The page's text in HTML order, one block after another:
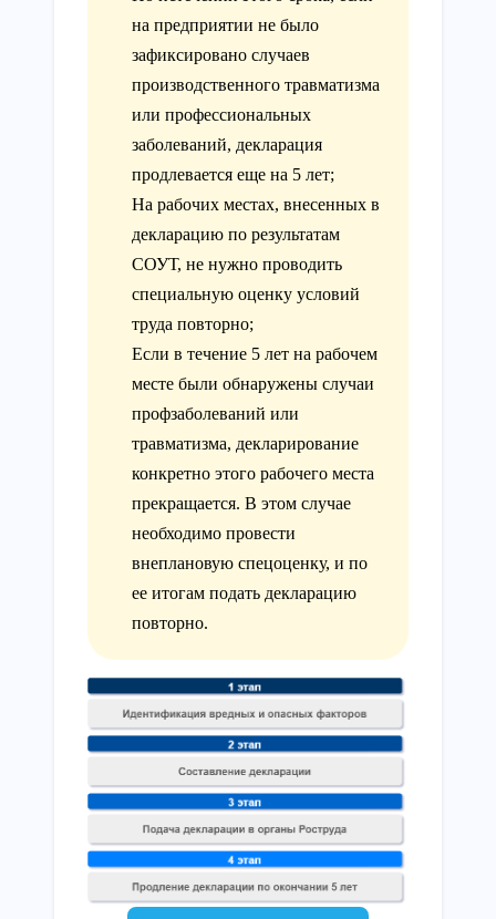
на предприятии не было
зафиксировано случаев
производственного травматизма
или профессиональных
заболеваний, декларация
продлевается еще на 5 лет;
На рабочих местах, внесенных в
декларацию по результатам
СОУТ, не нужно проводить
специальную оценку условий
труда повторно;
Если в течение 5 лет на рабочем
месте были обнаружены случаи
профзаболеваний или
травматизма, декларирование
конкретно этого рабочего места
прекращается. В этом случае
необходимо провести
внеплановую спецоценку, и по
ее итогам подать декларацию
повторно.